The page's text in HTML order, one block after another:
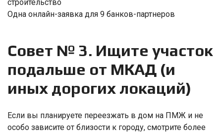
строительство
Одна онлайн-заявка для 9 банков-партнеров
Совет № 3. Ищите участок
подальше от МКАД (и
иных дорогих локаций)
Если вы планируете переезжать в дом на ПМЖ и не
особо зависите от близости к городу, смотрите более